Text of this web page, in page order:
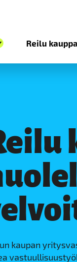
Reilu
kaupan